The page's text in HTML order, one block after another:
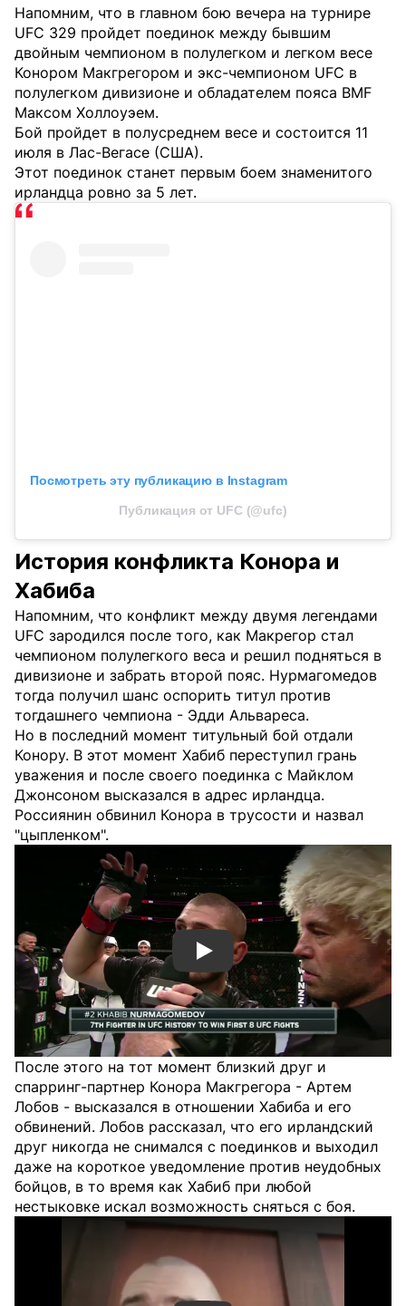
Напомним, что в главном бою вечера на турнире
UFC 329 пройдет поединок между бывшим
двойным чемпионом в полулегком и легком весе
Конором Макгрегором и экс-чемпионом UFC в
полулегком дивизионе и обладателем пояса BMF
Максом Холлоуэем.
Бой пройдет в полусреднем весе и состоится 11
июля в Лас-Вегасе (США).
Этот поединок станет первым боем знаменитого
ирландца ровно за 5 лет.
Посмотреть эту публикацию в Instagram
Публикация от UFC (@ufc)
История конфликта Конора и
Хабиба
Напомним, что конфликт между двумя легендами
UFC зародился после того, как Макрегор стал
чемпионом полулегкого веса и решил подняться в
дивизионе и забрать второй пояс. Нурмагомедов
тогда получил шанс оспорить титул против
тогдашнего чемпиона - Эдди Альвареса.
Но в последний момент титульный бой отдали
Конору. В этот момент Хабиб переступил грань
уважения и после своего поединка с Майклом
Джонсоном высказался в адрес ирландца.
Россиянин обвинил Конора в трусости и назвал
"цыпленком".
Смотреть видео YouTube
После этого на тот момент близкий друг и
спарринг-партнер Конора Макгрегора - Артем
Лобов - высказался в отношении Хабиба и его
обвинений. Лобов рассказал, что его ирландский
друг никогда не снимался с поединков и выходил
даже на короткое уведомление против неудобных
бойцов, в то время как Хабиб при любой
нестыковке искал возможность сняться с боя.